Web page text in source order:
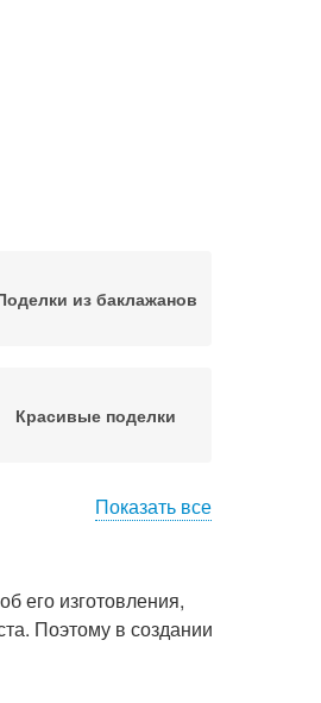
из баклажанов
Красивые поделки
Показать все
его изготовления,
Поэтому в создании